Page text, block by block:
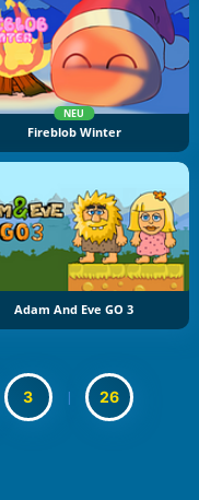
NEU
Fireblob Winter
Adam And Eve GO 3
3 | 26